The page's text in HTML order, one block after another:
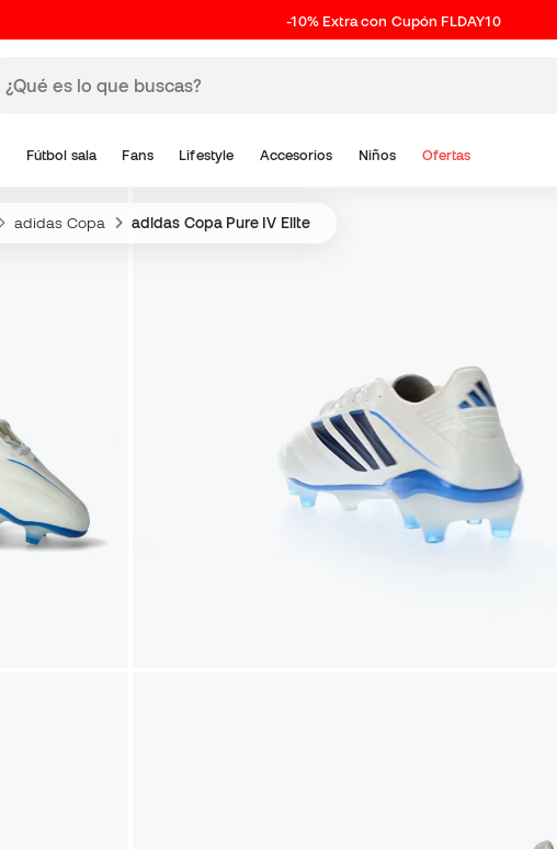
-10% Extra con Cupón FLDAY10
Fútbol sala Fans Lifestyle Accesorios Niños Ofertas
adidas Copa adidas Copa Pure IV Elite